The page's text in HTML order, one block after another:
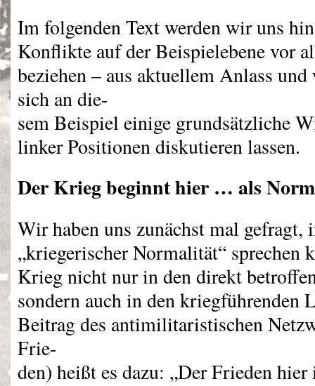
Im folgenden Text werden wir uns
Konflikte auf der Beispielebene vor
beziehen – aus aktuellem Anlass
sich an die-
sem Beispiel einige grundsätzliche
linker Positionen diskutieren lassen.
Der Krieg beginnt hier … als
Wir haben uns zunächst mal gefragt,
„kriegerischer Normalität“ sprechen
Krieg nicht nur in den direkt
sondern auch in den kriegführenden
Beitrag des antimilitaristischen
Frie-
den) heißt es dazu: „Der Frieden